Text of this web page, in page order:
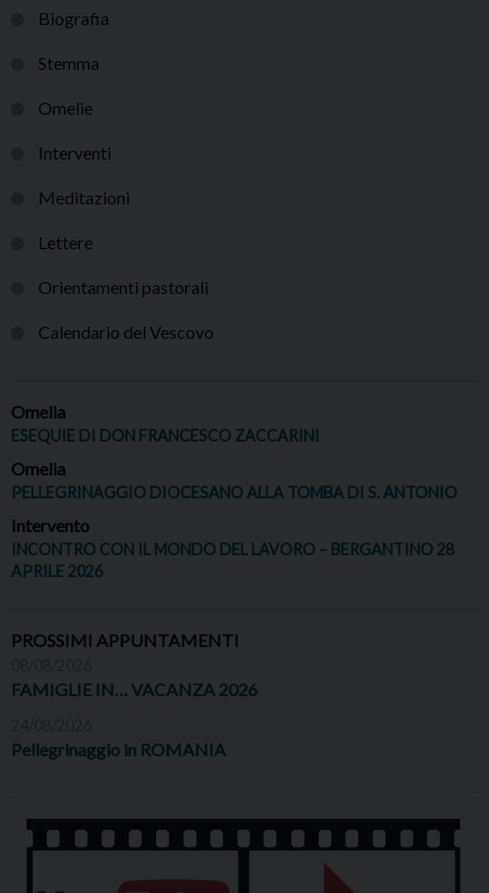
Biografia
Stemma
Omelie
Interventi
Meditazioni
Lettere
Orientamenti pastorali
Calendario del Vescovo
Omelia
ESEQUIE DI DON FRANCESCO ZACCARINI
Omelia
PELLEGRINAGGIO DIOCESANO ALLA TOMBA DI S. ANTONIO
Intervento
INCONTRO CON IL MONDO DEL LAVORO – BERGANTINO 28
APRILE 2026
PROSSIMI APPUNTAMENTI
FAMIGLIE IN… VACANZA 2026
Pellegrinaggio in ROMANIA